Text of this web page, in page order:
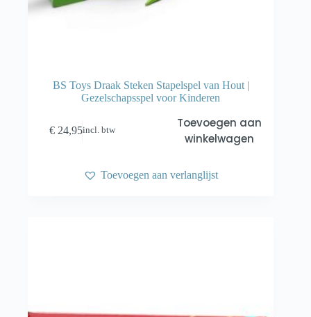
BS Toys Draak Steken Stapelspel van Hout |
Gezelschapsspel voor Kinderen
€ 24,95incl. btw
Toevoegen aan
winkelwagen
Toevoegen aan verlanglijst